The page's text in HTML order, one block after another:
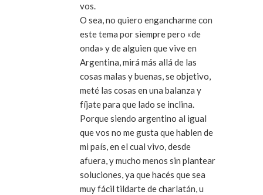
vos.
O sea, no quiero engancharme con
este tema por siempre pero «de
onda» y de alguien que vive en
Argentina, mirá más allá de las
cosas malas y buenas, se objetivo,
meté las cosas en una balanza y
fíjate para que lado se inclina.
Porque siendo argentino al igual
que vos no me gusta que hablen de
mi país, en el cual vivo, desde
afuera, y mucho menos sin plantear
soluciones, ya que hacés que sea
muy fácil tildarte de charlatán, u